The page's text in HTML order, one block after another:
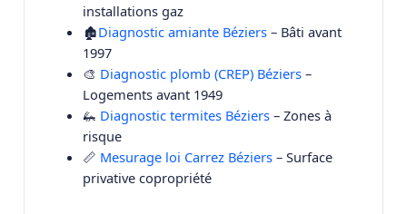
installations gaz
🏚️Diagnostic amiante Béziers– Bâti avant
1997
🎨 Diagnostic plomb (CREP) Béziers–
Logements avant 1949
🦗 Diagnostic termites Béziers– Zones à
risque
📏 Mesurage loi Carrez Béziers– Surface
privative copropriété